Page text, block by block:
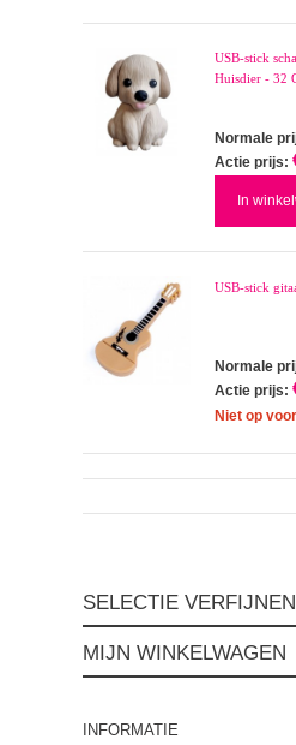
USB-stick
Huisdier - 32
Normale
Actie prijs:
In
USB-stick
Normale
Actie prijs:
Niet op
SELECTIE VERFIJNEN
MIJN WINKELWAGEN
INFORMATIE